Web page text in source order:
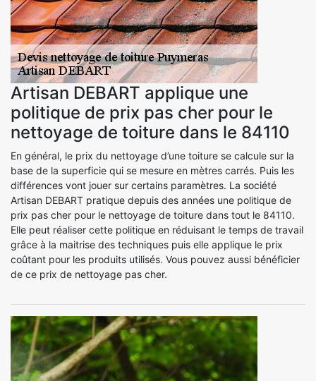
Artisan DEBART applique une
politique de prix pas cher pour le
nettoyage de toiture dans le 84110
En général, le prix du nettoyage d’une toiture se calcule sur la
base de la superficie qui se mesure en mètres carrés. Puis les
différences vont jouer sur certains paramètres. La société
Artisan DEBART pratique depuis des années une politique de
prix pas cher pour le nettoyage de toiture dans tout le 84110.
Elle peut réaliser cette politique en réduisant le temps de travail
grâce à la maitrise des techniques puis elle applique le prix
coûtant pour les produits utilisés. Vous pouvez aussi bénéficier
de ce prix de nettoyage pas cher.